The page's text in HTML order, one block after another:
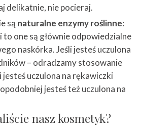
delikatnie, nie pocieraj.
są naturalne enzymy roślinne:
to one są głównie odpowiedzialne
naskórka. Jeśli jesteś uczulona
– odradzamy stosowanie
uczulona na rękawiczki
jesteś też uczulona na
nasz kosmetyk?